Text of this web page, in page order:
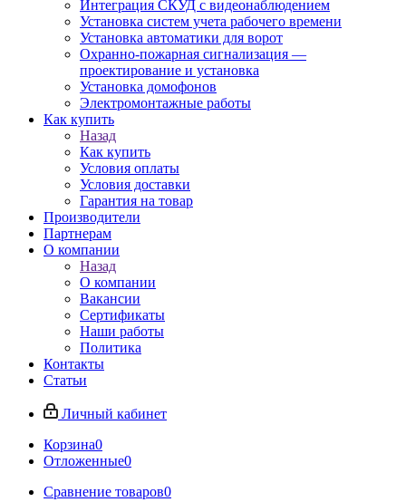
Интеграция СКУД с видеонаблюдением
Установка систем учета рабочего времени
Установка автоматики для ворот
Охранно-пожарная сигнализация —
проектирование и установка
Установка домофонов
Электромонтажные работы
Как купить
Назад
Как купить
Условия оплаты
Условия доставки
Гарантия на товар
Производители
Партнерам
О компании
Назад
О компании
Вакансии
Сертификаты
Наши работы
Политика
Контакты
Статьи
Личный кабинет
Корзина0
Отложенные0
Сравнение товаров0